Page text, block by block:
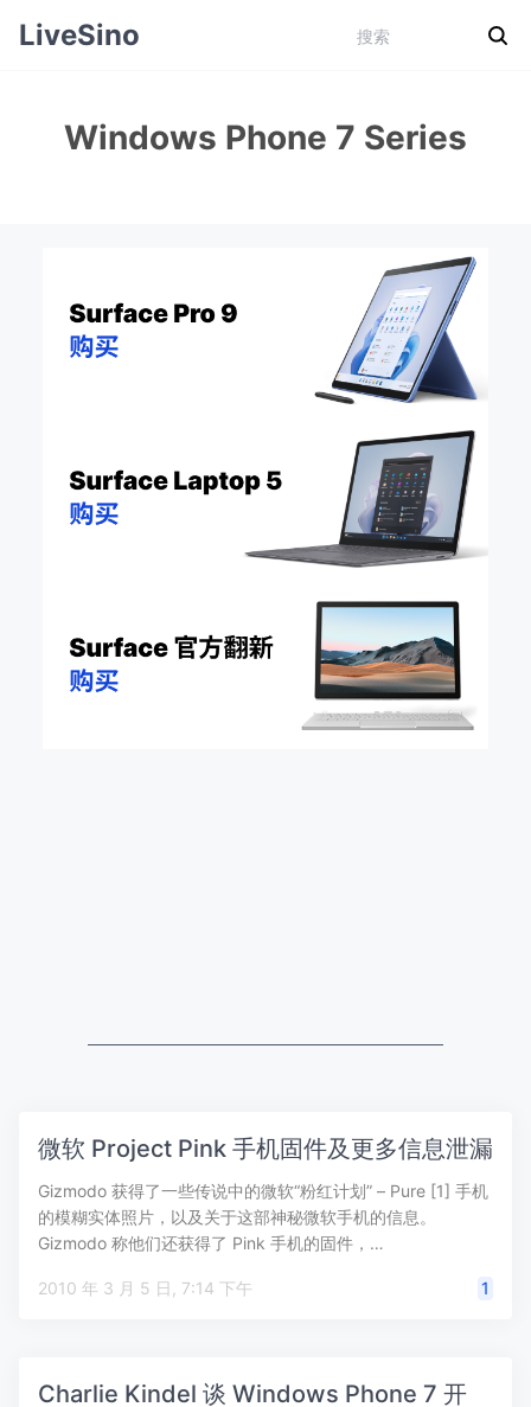
LiveSino
Windows Phone 7 Series
微软 Project Pink 手机固件及更多信息泄漏
Gizmodo 获得了一些传说中的微软“粉红计划” – Pure [1] 手机
的模糊实体照片，以及关于这部神秘微软手机的信息。
Gizmodo 称他们还获得了 Pink 手机的固件，…
2010 年 3 月 5 日, 7:14 下午 1
Charlie Kindel 谈 Windows Phone 7 开